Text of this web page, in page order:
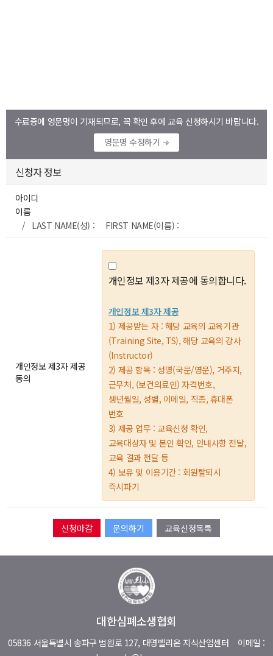
수료증에 영문명이 기재되므로, 꼭 확인 후에 교육 신청하시기 바랍니다.
영문명 수정하기
신청자 정보
아이디
이름
/ LAST NAME(성) : FIRST NAME(이름) :
개인정보 제3자 제공
동의
개인정보 제3자 제공에 동의합니다.
개인정보 제3자 제공
1) 제공받는 자 : 해당 교육의 교육기관
(Training Site, TS), 해당 교육의 강사
(Instructor)
2) 제공 항목 : 성명(국문/영문), 거주지,
근무처, (보건의료인) 자격번호,
생년월일, 성별, 이메일, 직종, 휴대폰
번호
3) 제공 업무 : 교육신청 확인,
교육대상자 및 본인 확인, 안내사항 전달,
교육 결과 전달 등
4) 보유 및 이용기간 : 회원탈퇴시
즉시파기
문의하기 교육신청목록
대한심폐소생협회
05836 서울특별시 송파구 법원로 127, 대명벨리온 지식산업센터 이메일 :